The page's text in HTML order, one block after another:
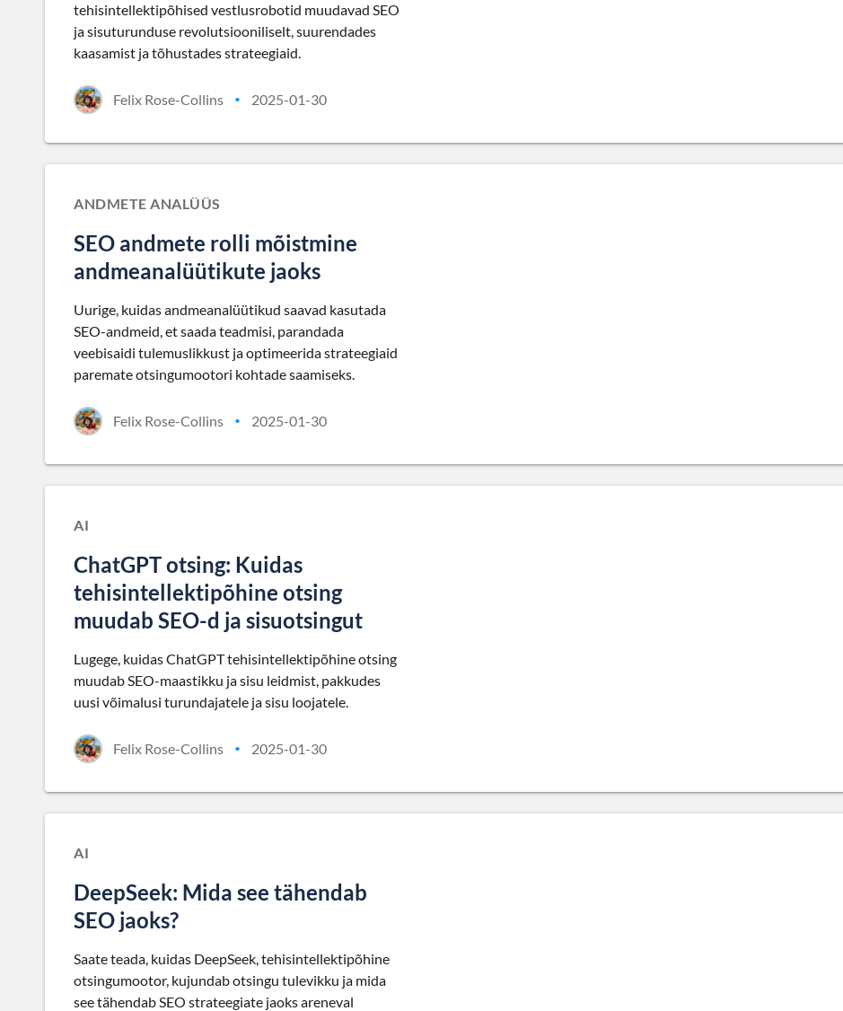
tehisintellektipõhised vestlusrobotid muudavad SEO
ja sisuturunduse revolutsiooniliselt, suurendades
kaasamist ja tõhustades strateegiaid.
Felix Rose-Collins • 2025-01-30
ANDMETE ANALÜÜS
SEO andmete rolli mõistmine
andmeanalüütikute jaoks
Uurige, kuidas andmeanalüütikud saavad kasutada
SEO-andmeid, et saada teadmisi, parandada
veebisaidi tulemuslikkust ja optimeerida strateegiaid
paremate otsingumootori kohtade saamiseks.
Felix Rose-Collins • 2025-01-30
AI
ChatGPT otsing: Kuidas
tehisintellektipõhine otsing
muudab SEO-d ja sisuotsingut
Lugege, kuidas ChatGPT tehisintellektipõhine otsing
muudab SEO-maastikku ja sisu leidmist, pakkudes
uusi võimalusi turundajatele ja sisu loojatele.
Felix Rose-Collins • 2025-01-30
AI
DeepSeek: Mida see tähendab
SEO jaoks?
Saate teada, kuidas DeepSeek, tehisintellektipõhine
otsingumootor, kujundab otsingu tulevikku ja mida
see tähendab SEO strateegiate jaoks areneval